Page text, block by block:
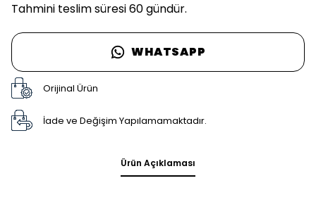
Tahmini teslim süresi 60 gündür.
WHATSAPP
Orijinal Ürün
İade ve Değişim Yapılamamaktadır.
Ürün Açıklaması